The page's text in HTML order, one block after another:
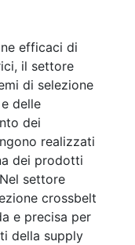
efficaci di
il settore
di selezione
delle
dei
realizzati
dei prodotti
settore
crossbelt
e precisa per
della supply